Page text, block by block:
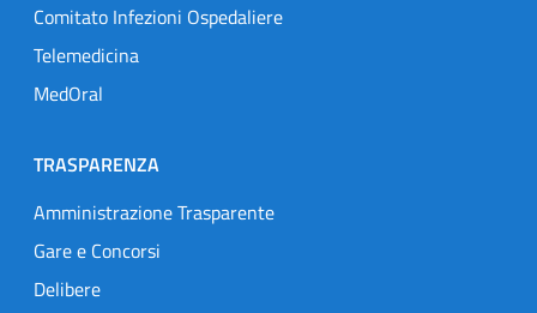
Comitato Infezioni Ospedaliere
Telemedicina
MedOral
TRASPARENZA
Amministrazione Trasparente
Gare e Concorsi
Delibere